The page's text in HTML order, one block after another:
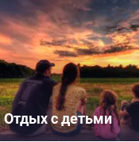
Отдых с детьми